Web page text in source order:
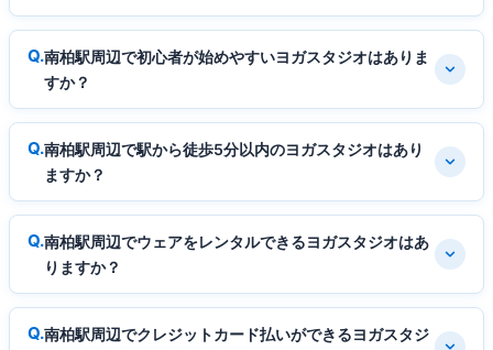
南柏駅周辺で初心者が始めやすいヨガスタジオはありま
すか？
南柏駅周辺で駅から徒歩5分以内のヨガスタジオはあり
ますか？
南柏駅周辺でウェアをレンタルできるヨガスタジオはあ
りますか？
南柏駅周辺でクレジットカード払いができるヨガスタジ